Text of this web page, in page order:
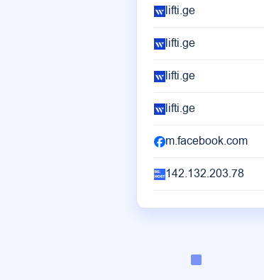
lifti.ge
lifti.ge
lifti.ge
lifti.ge
m.facebook.com
142.132.203.78